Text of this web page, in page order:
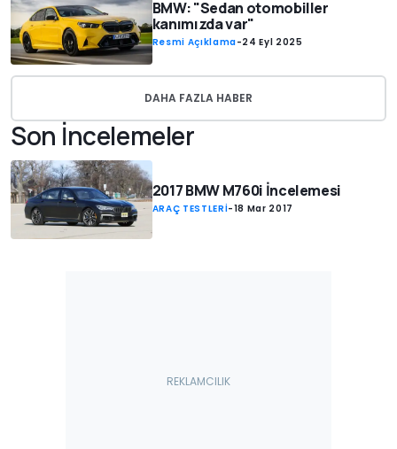
BMW: "Sedan otomobiller
kanımızda var"
Resmi Açıklama-24 Eyl 2025
DAHA FAZLA HABER
Son İncelemeler
2017 BMW M760i İncelemesi
ARAÇ TESTLERİ-18 Mar 2017